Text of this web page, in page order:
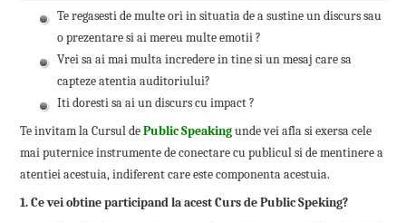
Te regasesti de multe ori in situatia de a sustine un discurs sau
o prezentare si ai mereu multe emotii ?
Vrei sa ai mai multa incredere in tine si un mesaj care sa
capteze atentia auditoriului?
Iti doresti sa ai un discurs cu impact ?
Te invitam la Cursul dePublic Speakingunde vei afla si exersa cele
mai puternice instrumente de conectare cu publicul si de mentinere a
atentiei acestuia, indiferent care este componenta acestuia.
1. Ce vei obtine participand la acest Curs de Public Speking?